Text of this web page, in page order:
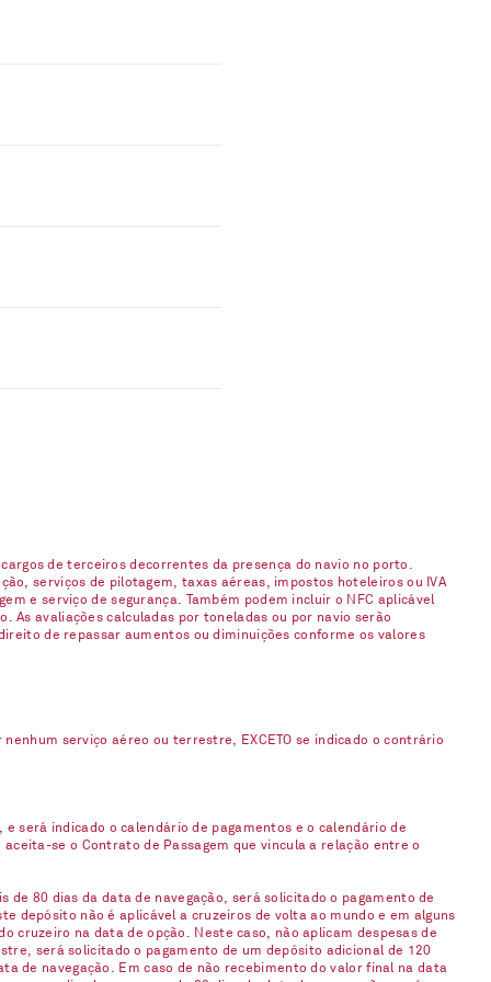
de terceiros decorrentes da presença do navio no porto.
serviços de pilotagem, taxas aéreas, impostos hoteleiros ou IVA
e serviço de segurança. Também podem incluir o NFC aplicável
As avaliações calculadas por toneladas ou por navio serão
de repassar aumentos ou diminuições conforme os valores
nenhum serviço aéreo ou terrestre, EXCETO se indicado o contrário
será indicado o calendário de pagamentos e o calendário de
se o Contrato de Passagem que vincula a relação entre o
80 dias da data de navegação, será solicitado o pagamento de
depósito não é aplicável a cruzeiros de volta ao mundo e em alguns
na data de opção. Neste caso, não aplicam despesas de
será solicitado o pagamento de um depósito adicional de 120
de navegação. Em caso de não recebimento do valor final na data